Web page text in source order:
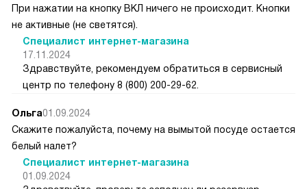
При нажатии на кнопку ВКЛ ничего не происходит. Кнопки
не активные (не светятся).
Специалист интернет-магазина
17.11.2024
Здравствуйте, рекомендуем обратиться в сервисный
центр по телефону 8 (800) 200-29-62.
Ольга01.09.2024
Скажите пожалуйста, почему на вымытой посуде остается
белый налет?
Специалист интернет-магазина
01.09.2024